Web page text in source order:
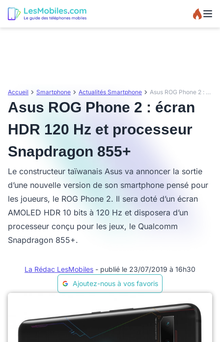
Accueil Smartphone Actualités Smartphone Asus ROG Phone 2 : écran HDR 120 Hz et processeur Snapdragon 855+
Asus ROG Phone 2 : écran
HDR 120 Hz et processeur
Snapdragon 855+
Le constructeur taïwanais Asus va annoncer la sortie
d’une nouvelle version de son smartphone pensé pour
les joueurs, le ROG Phone 2. Il sera doté d’un écran
AMOLED HDR 10 bits à 120 Hz et disposera d’un
processeur conçu pour les jeux, le Qualcomm
Snapdragon 855+.
La Rédac LesMobiles - publié le 23/07/2019 à 16h30
Ajoutez-nous à vos favoris